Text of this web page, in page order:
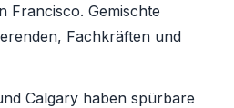
Francisco. Gemischte
Fachkräften und
Calgary haben spürbare